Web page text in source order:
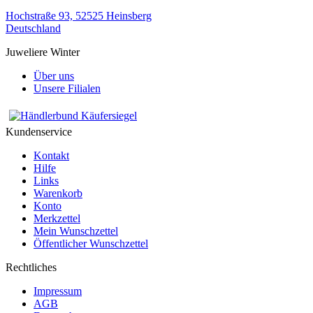
Hochstraße 93, 52525 Heinsberg
Deutschland
Juweliere Winter
Über uns
Unsere Filialen
Kundenservice
Kontakt
Hilfe
Links
Warenkorb
Konto
Merkzettel
Mein Wunschzettel
Öffentlicher Wunschzettel
Rechtliches
Impressum
AGB